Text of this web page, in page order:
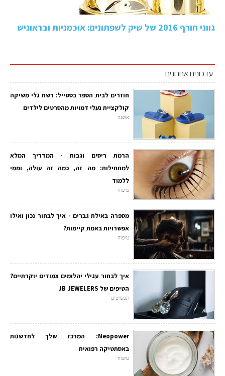
גווני חורף 2016 של שיק לשפתונים: אוכמניות ובראוניש
עדכונים אחרונים
חוזרים לבית הספר בסטייל: רשת גלי משיקה
קולקציית נעלי דמויות מהסרטים לילדים
אופנה
הרמת ריסים וגבות - המדריך המלא
למתחילות: מה זה, כמה זה עולה, וממי
ללמוד
טיפוח
מספרה באילת גברים - איך לבחור נכון ואילו
אפשרויות באמת קיימות?
טיפוח
איך לבחור עגילי יהלומים צמודים יוקרתיים?
הטיפים של JB JEWELERS
תכשיטים
Neopower: המרכז שלך לחדשנות
באסתטיקה רפואית
טיפוח